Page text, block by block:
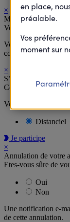
×
Merci
Votre inscription à
Vous allez recevoir à
confirmation.
×
S’inscrire
Cette action est
Vous recevrez un
Distanciel
Je participe
×
Annulation de votre
Etes-vous sûre de
Oui
Non
Une notification e-
de cette annulation.
en place,
préalable.
Vos
moment sur